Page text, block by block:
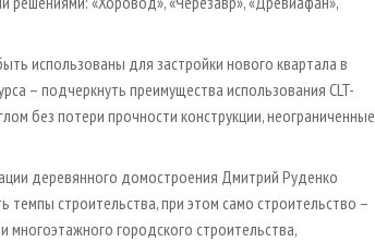
использованы для застройки нового квартала в
– подчеркнуть преимущества использования CLT-
без потери прочности конструкции, неограниченные
деревянного домостроения Дмитрий Руденко
темпы строительства, при этом само строительство –
многоэтажного городского строительства,